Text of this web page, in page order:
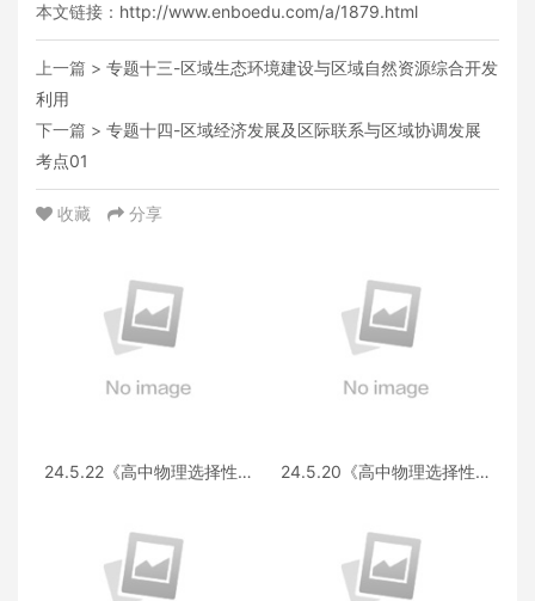
本文链接： http://www.enboedu.com/a/1879.html
上一篇 > 专题十三-区域生态环境建设与区域自然资源综合开发
利用
下一篇 > 专题十四-区域经济发展及区际联系与区域协调发展
考点01
收藏 分享
24.5.22《高中物理选择性必
24.5.20《高中物理选择性必